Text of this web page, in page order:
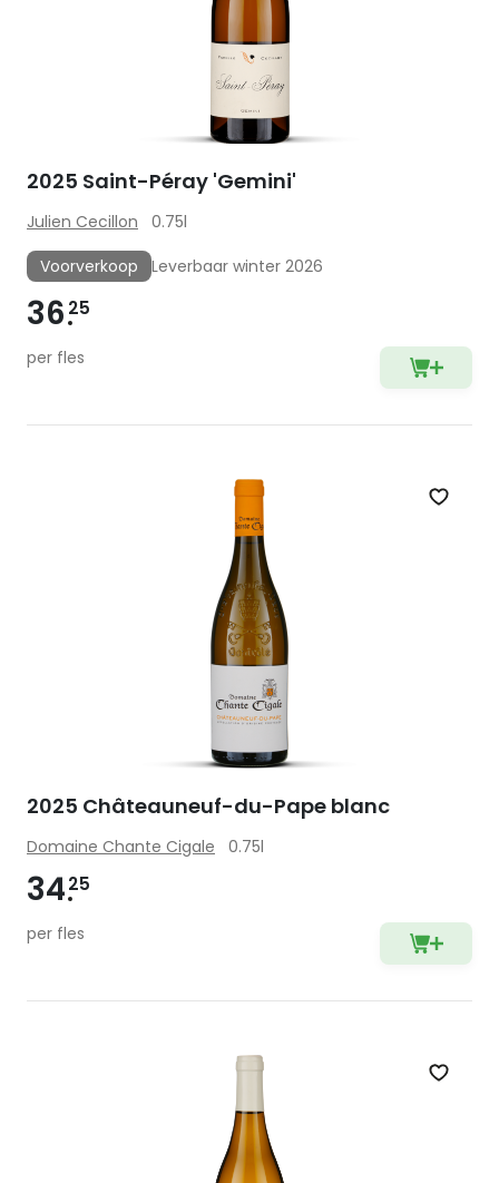
2025 Saint-Péray 'Gemini'
Julien Cecillon
0.75l
Voorverkoop
Leverbaar winter 2026
36 25
per fles
Zet
2025 Châteauneuf-du-Pape blanc
Domaine Chante Cigale 0.75l
3425
per fles
Zet